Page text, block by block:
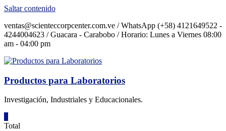
Saltar contenido
ventas@scienteccorpcenter.com.ve / WhatsApp (+58) 4121649522 -
4244004623 / Guacara - Carabobo / Horario: Lunes a Viernes 08:00
am - 04:00 pm
Productos para Laboratorios
Investigación, Industriales y Educacionales.
Total